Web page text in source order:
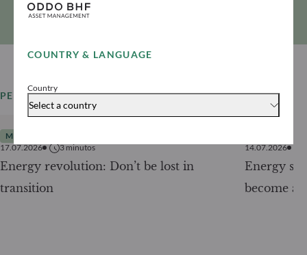
COUNTRY & LANGUAGE
Country
Select a country
PER SAPERNE DI PIÙ Tutte le notizie
MARKET INSIGHT
17.07.2026
3minutos
Energy revolution: Don’t be lost in
transition
14.07.2026
Energy
become a